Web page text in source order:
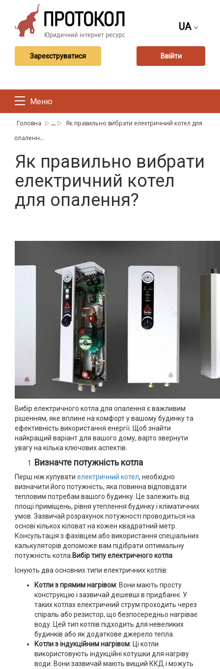
UA
Зареєструватися Ввійти
Меню
Головна ...
Як правильно вибрати електричний котел для
опаленн...
Як правильно вибрати
електричний котел
для опалення?
Вибір електричного котла для опалення є важливим
рішенням, яке вплине на комфорт у вашому будинку та
ефективність використання енергії. Щоб знайти
найкращий варіант для вашого дому, варто звернути
увагу на кілька ключових аспектів.
Визначте потужність котла
Перш ніж купувати електричний котел, необхідно
визначити його потужність, яка повинна відповідати
тепловим потребам вашого будинку. Це залежить від
площі приміщень, рівня утеплення будинку і кліматичних
умов. Зазвичай розрахунок потужності проводиться на
основі кількох кіловат на кожен квадратний метр.
Консультація з фахівцем або використання спеціальних
калькуляторів допоможе вам підібрати оптимальну
потужність котла. Вибір типу електричного котла
Існують два основних типи електричних котлів:
Котли з прямим нагрівом: Вони мають просту
конструкцію і зазвичай дешевші в придбанні. У
таких котлах електричний струм проходить через
спіраль або резистор, що безпосередньо нагріває
воду. Цей тип котлів підходить для невеликих
будинків або як додаткове джерело тепла.
Котли з індукційним нагрівом: Ці котли
використовують індукційні котушки для нагріву
води. Вони зазвичай мають вищий ККД і можуть